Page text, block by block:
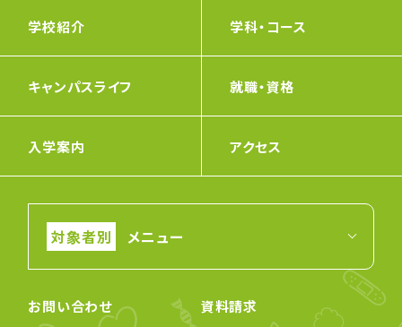
学校紹介 学科・コース
キャンパスライフ 就職・資格
入学案内 アクセス
メニュー
お問い合わせ
資料請求